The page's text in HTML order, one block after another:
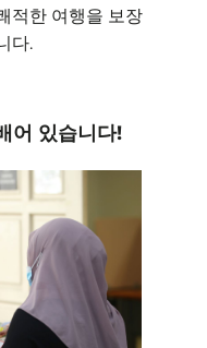
적한 여행을 보장
다.
어 있습니다!